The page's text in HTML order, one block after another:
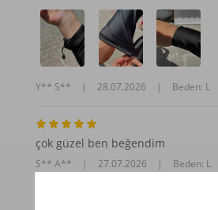
Y** S** | 28.07.2026 | Beden: L
çok güzel ben beğendim
S** A** | 27.07.2026 | Beden: L
Kilo: 65